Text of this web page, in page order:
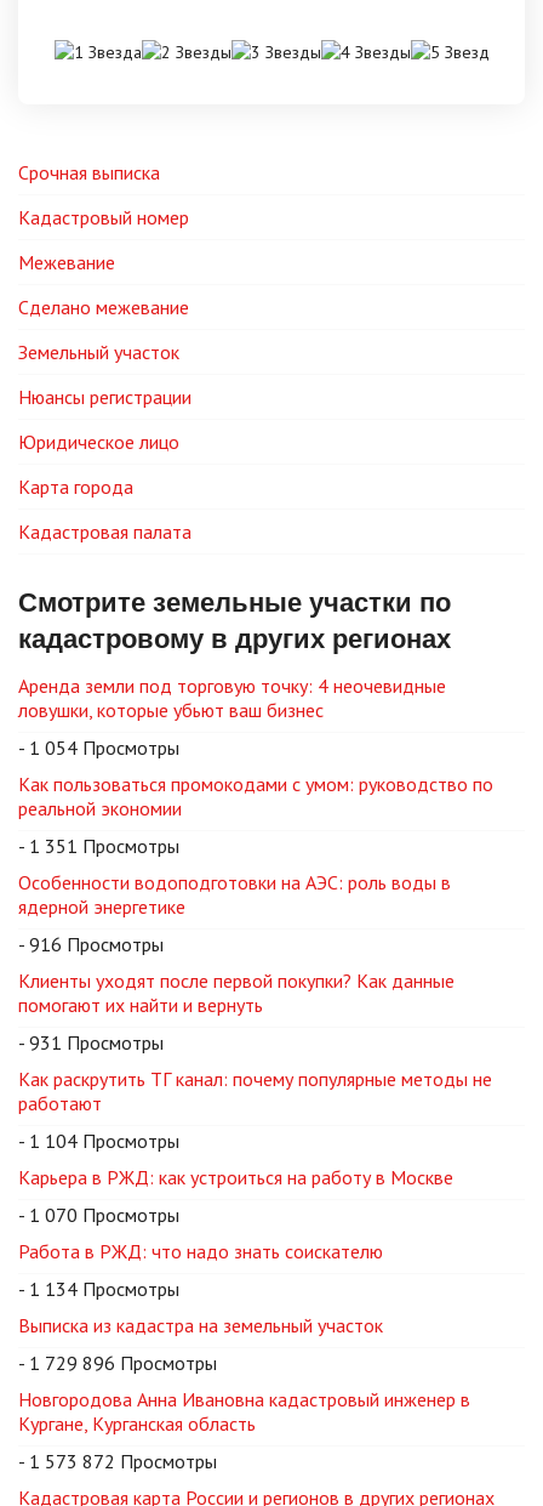
Срочная выписка
Кадастровый номер
Межевание
Сделано межевание
Земельный участок
Нюансы регистрации
Юридическое лицо
Карта города
Кадастровая палата
Смотрите земельные участки по
кадастровому в других регионах
Аренда земли под торговую точку: 4 неочевидные
ловушки, которые убьют ваш бизнес
- 1 054 Просмотры
Как пользоваться промокодами с умом: руководство по
реальной экономии
- 1 351 Просмотры
Особенности водоподготовки на АЭС: роль воды в
ядерной энергетике
- 916 Просмотры
Клиенты уходят после первой покупки? Как данные
помогают их найти и вернуть
- 931 Просмотры
Как раскрутить ТГ канал: почему популярные методы не
работают
- 1 104 Просмотры
Карьера в РЖД: как устроиться на работу в Москве
- 1 070 Просмотры
Работа в РЖД: что надо знать соискателю
- 1 134 Просмотры
Выписка из кадастра на земельный участок
- 1 729 896 Просмотры
Новгородова Анна Ивановна кадастровый инженер в
Кургане, Курганская область
- 1 573 872 Просмотры
Кадастровая карта России и регионов в других регионах